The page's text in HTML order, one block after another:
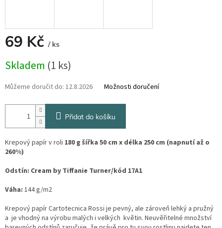
69 Kč / ks
cena:
Skladem (1 ks)
Můžeme doručit do: 12.8.2026 Možnosti doručení
Přidat do košíku
Krepový papír v roli 180 g šířka 50 cm x délka 250 cm (napnutí až o
260%)
Odstín: Cream by Tiffanie Turner/kód 17A1
Váha: 144 g/m2
Krepový papír Cartotecnica Rossi je pevný, ale zároveň lehký a pružný
a je vhodný na výrobu malých i velkých květin. Neuvěřitelné množství